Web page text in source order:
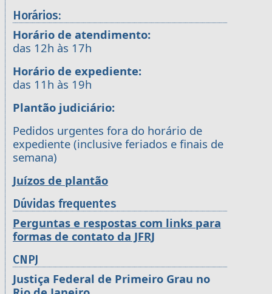
Horários:
Horário de atendimento:
das 12h às 17h
Horário de expediente:
das 11h às 19h
Plantão judiciário:
Pedidos urgentes fora do horário de
expediente (inclusive feriados e finais de
semana)
Juízos de plantão
Dúvidas frequentes
Perguntas e respostas com links para
formas de contato da JFRJ
CNPJ
Justiça Federal de Primeiro Grau no